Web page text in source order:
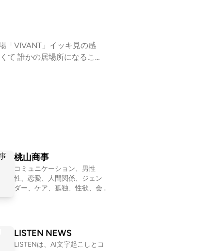
「VIVANT」イッキ見の感
誰かの居場所になること
？ 🎙️Cross Cult
ルのカルチャーと、そこ
レイリスト / その他番組情
more about your ad cho
桃山商事
コミュニケーション、男性
性、恋愛、人間関係、ジェン
ダー、ケア、孤独、性欲、会
dcastです。2011〜2016年
「二軍ラジオ」(ApplePodcas
LISTEN NEWS
LISTENは、AI文字起こしとコ